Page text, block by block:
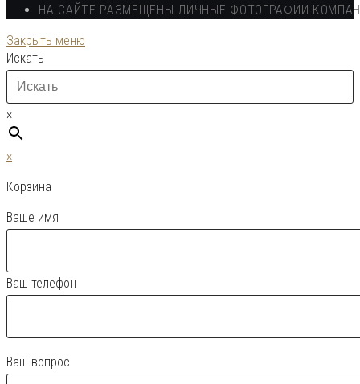
НА САЙТЕ РАЗМЕЩЕНЫ ЛИЧНЫЕ ФОТОГРАФИИ
Закрыть меню
Искать
×
×
Корзина
Ваше имя
Ваш телефон
Ваш вопрос